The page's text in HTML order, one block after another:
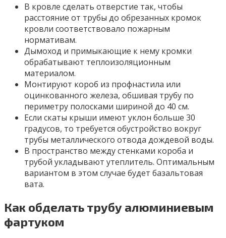
В кровле сделать отверстие так, чтобы
расстояние от трубы до обрезанных кромок
кровли соответствовало пожарным
нормативам.
Дымоход и примыкающие к нему кромки
обрабатывают теплоизоляционным
материалом.
Монтируют короб из профнастила или
оцинкованного железа, обшивая трубу по
периметру полосками шириной до 40 см.
Если скаты крыши имеют уклон больше 30
градусов, то требуется обустройство вокруг
трубы металлического отвода дождевой воды.
В пространство между стенками короба и
трубой укладывают утеплитель. Оптимальным
вариантом в этом случае будет базальтовая
вата.
Как обделать трубу алюминиевым
фартуком